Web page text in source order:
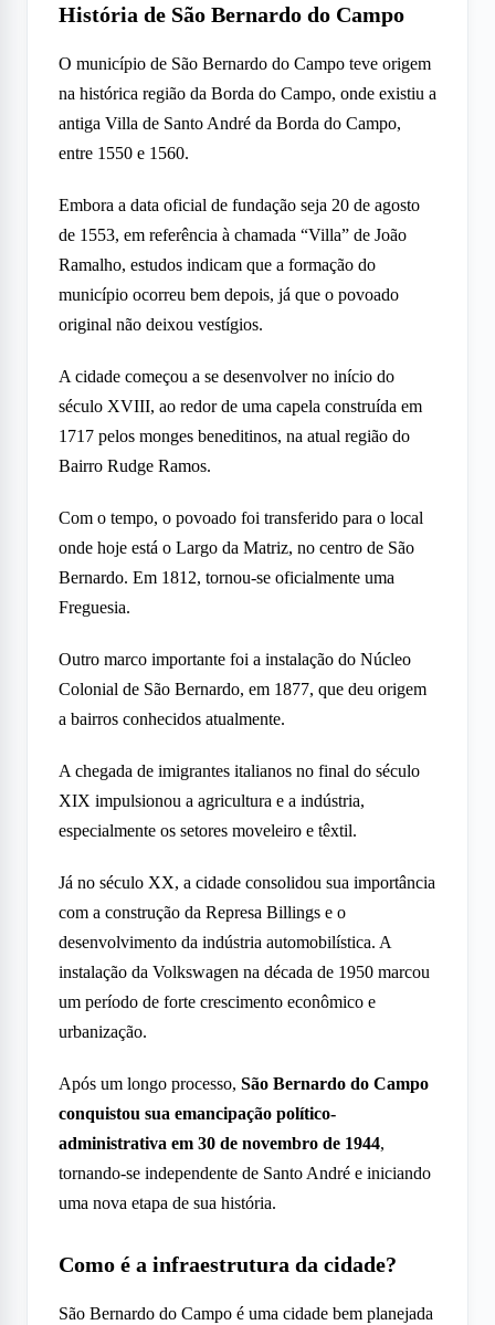
História de São Bernardo do Campo
O município de São Bernardo do Campo teve origem
na histórica região da Borda do Campo, onde existiu a
antiga Villa de Santo André da Borda do Campo,
entre 1550 e 1560.
Embora a data oficial de fundação seja 20 de agosto
de 1553, em referência à chamada “Villa” de João
Ramalho, estudos indicam que a formação do
município ocorreu bem depois, já que o povoado
original não deixou vestígios.
A cidade começou a se desenvolver no início do
século XVIII, ao redor de uma capela construída em
1717 pelos monges beneditinos, na atual região do
Bairro Rudge Ramos.
Com o tempo, o povoado foi transferido para o local
onde hoje está o Largo da Matriz, no centro de São
Bernardo. Em 1812, tornou-se oficialmente uma
Freguesia.
Outro marco importante foi a instalação do Núcleo
Colonial de São Bernardo, em 1877, que deu origem
a bairros conhecidos atualmente.
A chegada de imigrantes italianos no final do século
XIX impulsionou a agricultura e a indústria,
especialmente os setores moveleiro e têxtil.
Já no século XX, a cidade consolidou sua importância
com a construção da Represa Billings e o
desenvolvimento da indústria automobilística. A
instalação da Volkswagen na década de 1950 marcou
um período de forte crescimento econômico e
urbanização.
Após um longo processo, São Bernardo do Campo
conquistou sua emancipação político-
administrativa em 30 de novembro de 1944,
tornando-se independente de Santo André e iniciando
uma nova etapa de sua história.
Como é a infraestrutura da cidade?
São Bernardo do Campo é uma cidade bem planejada